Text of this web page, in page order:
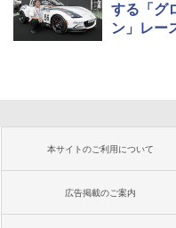
する「グ
ン」レー
本サイトのご利用について
広告掲載のご案内